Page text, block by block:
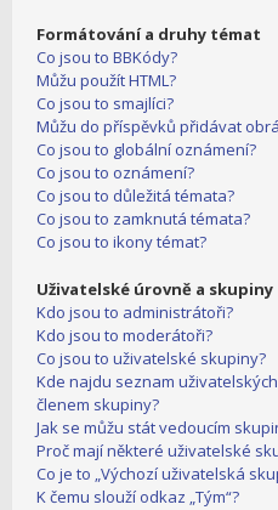
Formátování a druhy témat
Co jsou to BBKódy?
Můžu použít HTML?
Co jsou to smajlíci?
Můžu do příspěvků přidávat
Co jsou to globální oznámení?
Co jsou to oznámení?
Co jsou to důležitá témata?
Co jsou to zamknutá témata?
Co jsou to ikony témat?
Uživatelské úrovně a skupiny
Kdo jsou to administrátoři?
Kdo jsou to moderátoři?
Co jsou to uživatelské skupiny?
Kde najdu seznam
členem skupiny?
Jak se můžu stát vedoucím
Proč mají některé uživatelské
Co je to „Výchozí uživatelská
K čemu slouží odkaz „Tým“?